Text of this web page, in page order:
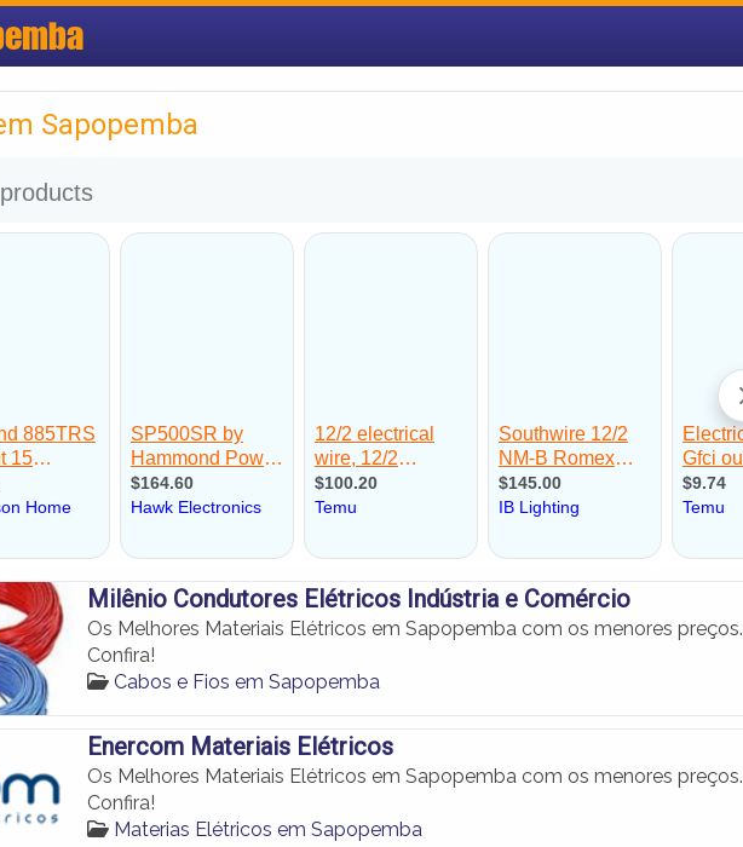
Sapopemba
Milênio Condutores Elétricos Indústria e Comércio
Os Melhores Materiais Elétricos em Sapopemba com os menores preços.
Confira!
Cabos e Fios em Sapopemba
Enercom Materiais Elétricos
Os Melhores Materiais Elétricos em Sapopemba com os menores preços.
Confira!
Materias Elétricos em Sapopemba